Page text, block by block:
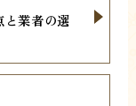
業者の選